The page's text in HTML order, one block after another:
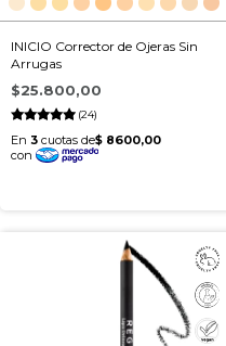
INICIO Corrector de Ojeras Sin
Arrugas
(24)
$25.800,00